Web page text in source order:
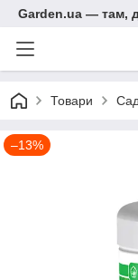
Garden.ua — там,
Товари
–13%